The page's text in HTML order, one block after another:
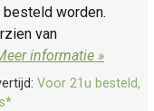
worden.
van
informatie »
Voor 21u besteld,